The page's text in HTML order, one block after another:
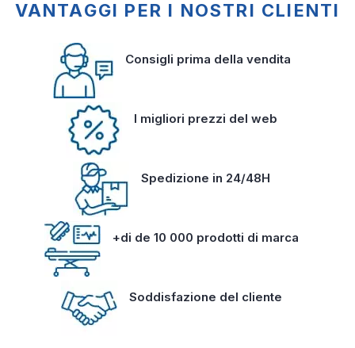
VANTAGGI PER I NOSTRI CLIENTI
Consigli prima della vendita
I migliori prezzi del web
Spedizione in 24/48H
+di de 10 000 prodotti di marca
Soddisfazione del cliente